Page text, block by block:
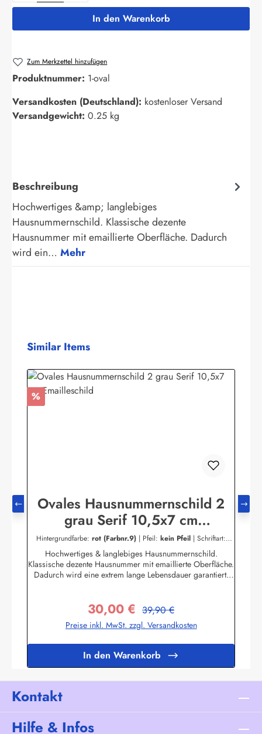
In den Warenkorb
Zum Merkzettel hinzufügen
Produktnummer: 1-oval
Versandkosten (Deutschland): kostenloser Versand
Versandgewicht: 0.25 kg
Beschreibung
Hochwertiges &amp; langlebiges
Hausnummernschild. Klassische dezente
Hausnummer mit emaillierte Oberfläche. Dadurch
wird ein… Mehr
Produktgalerie überspringen
Similar Items
Rabatt
%
Ovales Hausnummernschild 2
grau Serif 10,5x7 cm
Emailleschild
Hintergrundfarbe: rot (Farbnr.9) | Pfeil: kein Pfeil | Schriftart:
Hochwertiges & langlebiges Hausnummernschild.
Klassische dezente Hausnummer mit emaillierte Oberfläche.
Dadurch wird eine extrem lange Lebensdauer garantiert!
Wetterbedingungen wie Hitze und Frost über viele Jahre
stand! Nicht das passende dabei? Sie sind auf der Suche
nach genau diesem Schild nur in einer anderen Farbe oder
Sie Ihr Persönliches Hausnummernschild an.Zum
KontaktformularHier geht's zu unserem Konfigurator für
Emaille Schilder mit Wunschtext
Verkaufspreis:
30,00 € Regulärer Preis:
39,90 €
Preise inkl. MwSt. zzgl. Versandkosten
In den Warenkorb
Kontakt
Hilfe & Infos